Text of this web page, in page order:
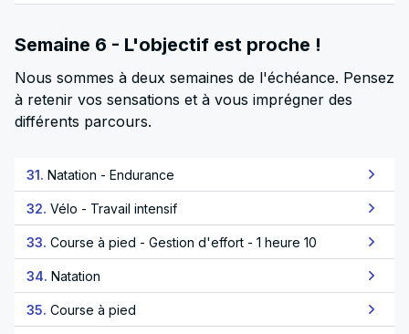
Semaine 6 - L'objectif est proche !
Nous sommes à deux semaines de l'échéance. Pensez
à retenir vos sensations et à vous imprégner des
différents parcours.
31. Natation - Endurance
32. Vélo - Travail intensif
33. Course à pied - Gestion d'effort - 1 heure 10
34. Natation
35. Course à pied